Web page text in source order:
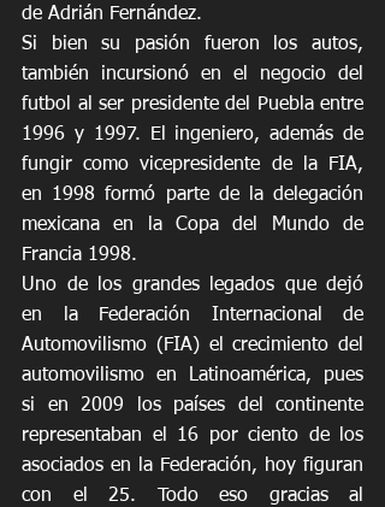
de Adrián Fernández.
Si bien su pasión fueron los autos,
también incursionó en el negocio del
futbol al ser presidente del Puebla entre
1996 y 1997. El ingeniero, además de
fungir como vicepresidente de la FIA,
en 1998 formó parte de la delegación
mexicana en la Copa del Mundo de
Francia 1998.
Uno de los grandes legados que dejó
en la Federación Internacional de
Automovilismo (FIA) el crecimiento del
automovilismo en Latinoamérica, pues
si en 2009 los países del continente
representaban el 16 por ciento de los
asociados en la Federación, hoy figuran
con el 25. Todo eso gracias al